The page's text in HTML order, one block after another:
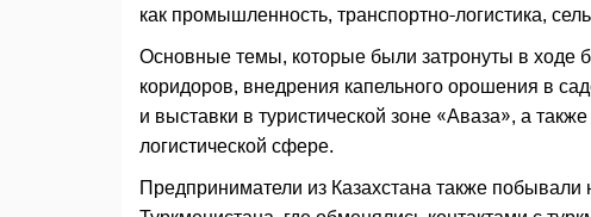
как промышленность, транспортно-логистика,
Основные темы, которые были затронуты в ходе
коридоров, внедрения капельного орошения в
и выставки в туристической зоне «Аваза», а
логистической сфере.
Предприниматели из Казахстана также